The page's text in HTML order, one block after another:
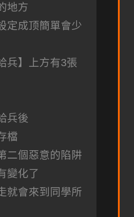
地方
定成顶簡單會少
兵】上方有3張
兵後
檔
二個惡意的陷阱
變化了
就會來到同學所